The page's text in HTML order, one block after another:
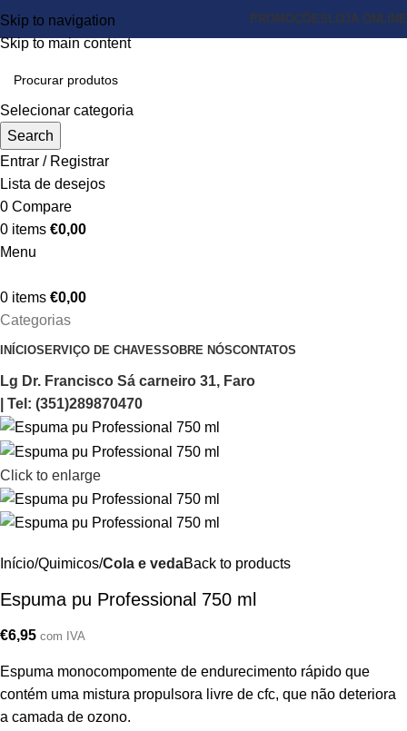
Skip to navigation
Skip to main content
PROMOÇÕES LOJA ONLINE
Selecionar categoria
Search
Entrar / Registrar
Lista de desejos
0 Compare
0 items €0,00
Menu
0 items €0,00
Categorias
INÍCIOSERVIÇO DE CHAVESSOBRE NÓSCONTATOS
Lg Dr. Francisco Sá carneiro 31, Faro
| Tel: (351)289870470
Click to enlarge
Início Quimicos Cola e vedaBack to products
Espuma pu Professional 750 ml
€6,95 com IVA
Espuma monocompomente de endurecimento rápido que
contém uma mistura propulsora livre de cfc, que não deteriora
a camada de ozono.